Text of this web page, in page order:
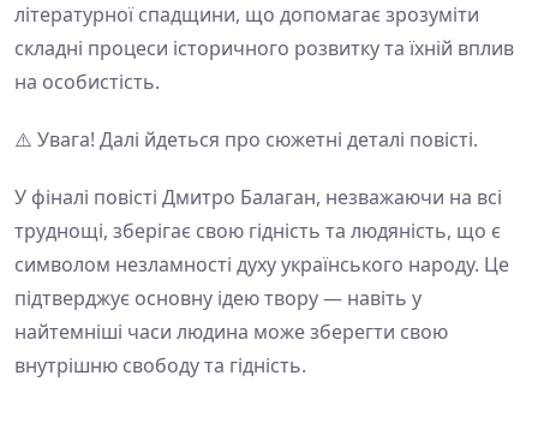
літературної спадщини, що допомагає зрозуміти
складні процеси історичного розвитку та їхній вплив
на особистість.
⚠️ Увага! Далі йдеться про сюжетні деталі повісті.
У фіналі повісті Дмитро Балаган, незважаючи на всі
труднощі, зберігає свою гідність та людяність, що є
символом незламності духу українського народу. Це
підтверджує основну ідею твору — навіть у
найтемніші часи людина може зберегти свою
внутрішню свободу та гідність.